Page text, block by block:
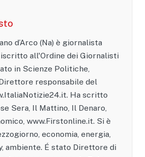
d’Arco (Na) è giornalista
all'Ordine dei Giornalisti
in Scienze Politiche,
responsabile del
Ha scritto
Sera, Il Mattino, Il Denaro,
www.Firstonline.it. Si è
economia, energia,
ambiente. É stato Direttore di